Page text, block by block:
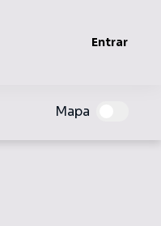
Entrar
Mapa